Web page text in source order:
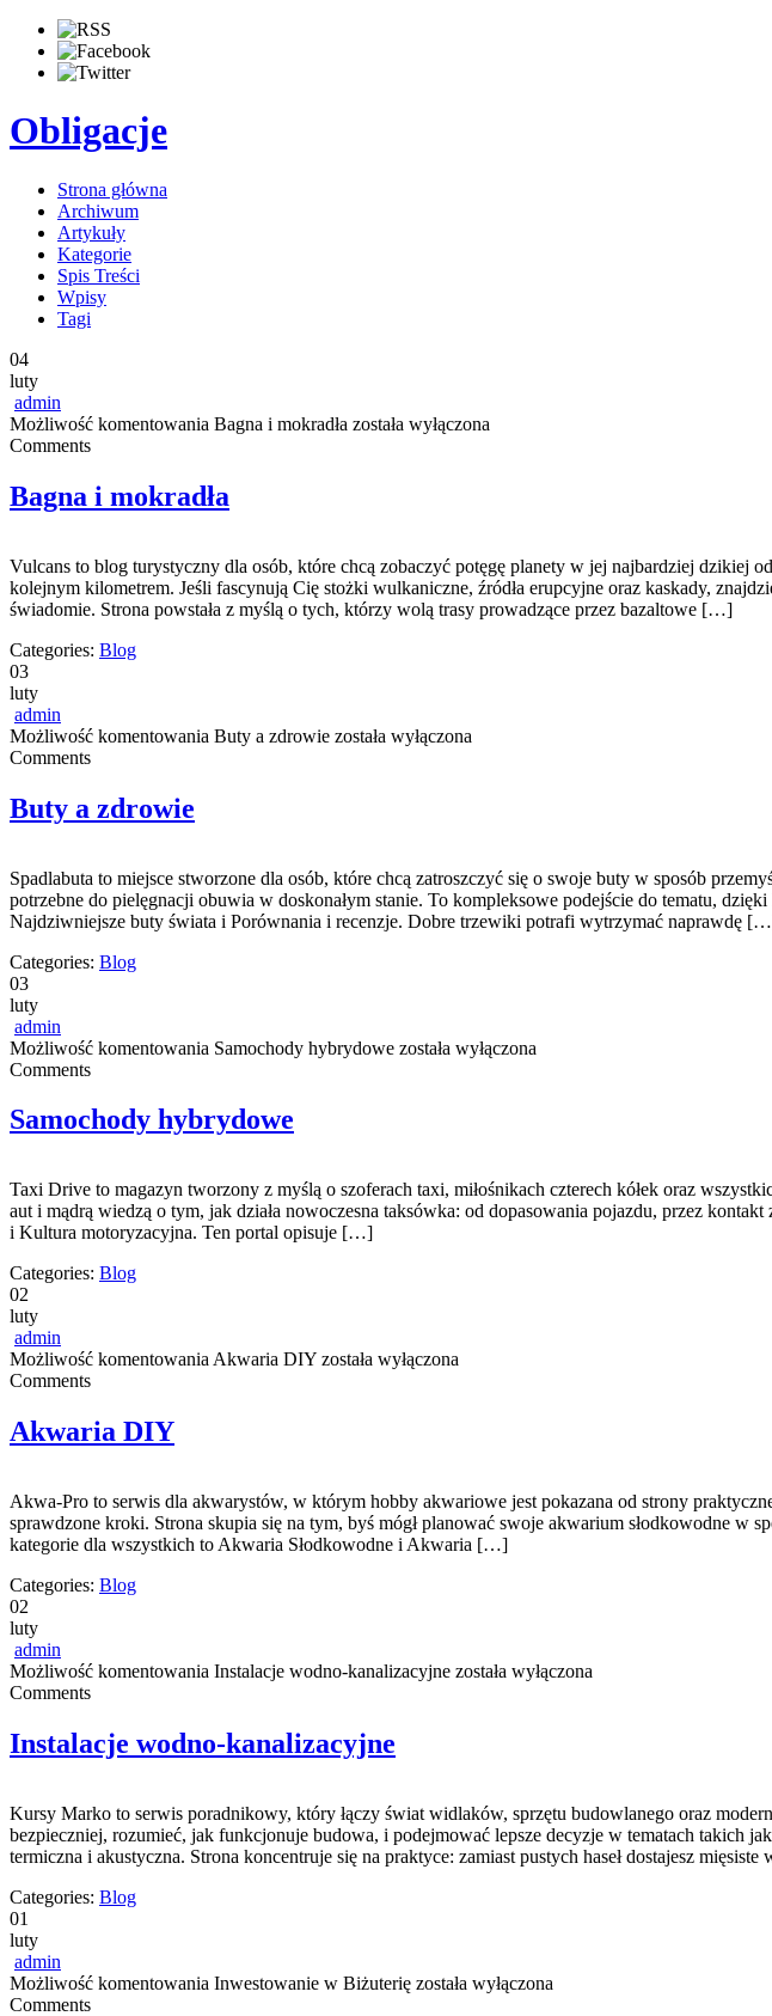
Obligacje
Strona główna
Archiwum
Artykuły
Kategorie
Spis Treści
Wpisy
Tagi
04
luty
admin
Możliwość komentowania Bagna i mokradła została wyłączona
Comments
Bagna i mokradła
Vulcans to blog turystyczny dla osób, które chcą zobaczyć potęgę planety w jej najbardziej dzikiej
kolejnym kilometrem. Jeśli fascynują Cię stożki wulkaniczne, źródła erupcyjne oraz kaskady,
świadomie. Strona powstała z myślą o tych, którzy wolą trasy prowadzące przez bazaltowe […]
Categories: Blog
03
luty
admin
Możliwość komentowania Buty a zdrowie została wyłączona
Comments
Buty a zdrowie
Spadlabuta to miejsce stworzone dla osób, które chcą zatroszczyć się o swoje buty w sposób
potrzebne do pielęgnacji obuwia w doskonałym stanie. To kompleksowe podejście do tematu,
Najdziwniejsze buty świata i Porównania i recenzje. Dobre trzewiki potrafi wytrzymać naprawdę
Categories: Blog
03
luty
admin
Możliwość komentowania Samochody hybrydowe została wyłączona
Comments
Samochody hybrydowe
Taxi Drive to magazyn tworzony z myślą o szoferach taxi, miłośnikach czterech kółek oraz
aut i mądrą wiedzą o tym, jak działa nowoczesna taksówka: od dopasowania pojazdu, przez
i Kultura motoryzacyjna. Ten portal opisuje […]
Categories: Blog
02
luty
admin
Możliwość komentowania Akwaria DIY została wyłączona
Comments
Akwaria DIY
Akwa-Pro to serwis dla akwarystów, w którym hobby akwariowe jest pokazana od strony
sprawdzone kroki. Strona skupia się na tym, byś mógł planować swoje akwarium słodkowodne w
kategorie dla wszystkich to Akwaria Słodkowodne i Akwaria […]
Categories: Blog
02
luty
admin
Możliwość komentowania Instalacje wodno-kanalizacyjne została wyłączona
Comments
Instalacje wodno-kanalizacyjne
Kursy Marko to serwis poradnikowy, który łączy świat widlaków, sprzętu budowlanego oraz
bezpieczniej, rozumieć, jak funkcjonuje budowa, i podejmować lepsze decyzje w tematach takich
termiczna i akustyczna. Strona koncentruje się na praktyce: zamiast pustych haseł dostajesz
Categories: Blog
01
luty
admin
Możliwość komentowania Inwestowanie w Biżuterię została wyłączona
Comments